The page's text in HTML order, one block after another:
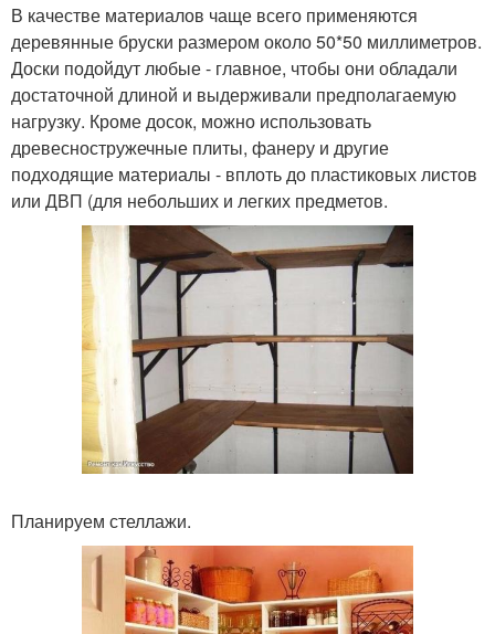
В качестве материалов чаще всего применяются
деревянные бруски размером около 50*50 миллиметров.
Доски подойдут любые - главное, чтобы они обладали
достаточной длиной и выдерживали предполагаемую
нагрузку. Кроме досок, можно использовать
древесностружечные плиты, фанеру и другие
подходящие материалы - вплоть до пластиковых листов
или ДВП (для небольших и легких предметов.
Планируем стеллажи.